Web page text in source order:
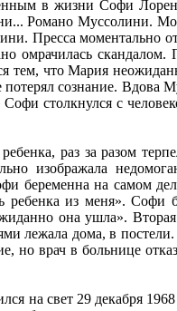
в жизни Софи
Романо Муссолини.
Пресса моментально
омрачилась
тем, что Мария
сознание.
столкнулся с
раз за разом
изображала
беременна на самом
из меня». Софи
она ушла».
лежала дома, в
но врач в больнице
свет 29 декабря